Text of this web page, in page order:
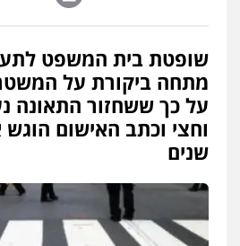
0506209859
עו"ד אשרף
פלילי פשיעה חמורה
תעבורה
0549535659
פלילי פשיעה חמורה
נוער עורכי דין לענייני
0549475678
שופטת בית המשפט
מתחה ביקורת על
על כך ששחזור התאונה
וחצי וכתב האישום
שנים